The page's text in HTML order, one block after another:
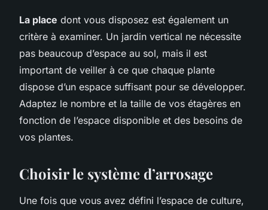
La place dont vous disposez est également un
critère à examiner. Un jardin vertical ne nécessite
pas beaucoup d’espace au sol, mais il est
important de veiller à ce que chaque plante
dispose d’un espace suffisant pour se développer.
Adaptez le nombre et la taille de vos étagères en
fonction de l’espace disponible et des besoins de
vos plantes.
Choisir le système d’arrosage
Une fois que vous avez défini l’espace de culture,